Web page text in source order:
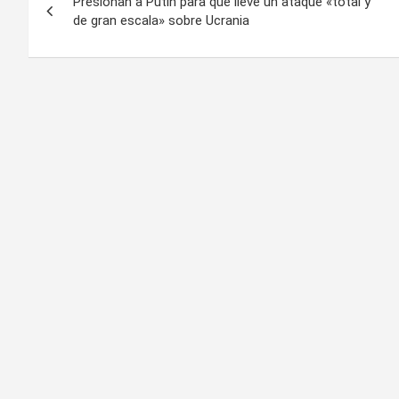
de
entradas
de gran escala» sobre Ucrania